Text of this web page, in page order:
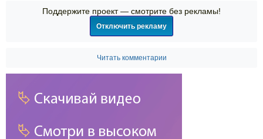
Поддержите проект — смотрите без рекламы!
Отключить рекламу
Читать комментарии